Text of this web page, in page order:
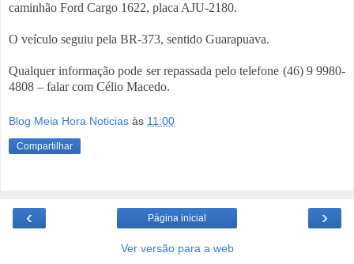
caminhão Ford Cargo 1622, placa AJU-2180.
O veículo seguiu pela BR-373, sentido Guarapuava.
Qualquer informação pode ser repassada pelo telefone (46) 9 9980-
4808 – falar com Célio Macedo.
Blog Meia Hora Noticias às 11:00
Compartilhar
‹ ›
Página inicial
Ver versão para a web